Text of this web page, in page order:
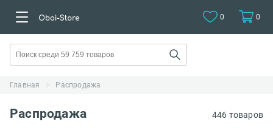
0 0
Главная Распродажа
Распродажа 446 товаров